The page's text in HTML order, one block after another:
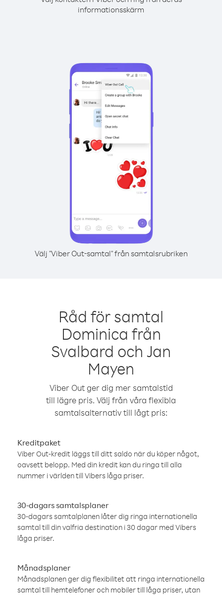
informationsskärm
Välj "Viber Out-samtal" från samtalsrubriken
Råd för samtal
Dominica från
Svalbard och Jan
Mayen
Viber Out ger dig mer samtalstid
till lägre pris. Välj från våra flexibla
samtalsalternativ till lågt pris:
Kreditpaket
Viber Out-kredit läggs till ditt saldo när du köper något,
oavsett belopp. Med din kredit kan du ringa till alla
nummer i världen till Vibers låga priser.
30-dagars samtalsplaner
30-dagars samtalplanen låter dig ringa internationella
samtal till din valfria destination i 30 dagar med Vibers
låga priser.
Månadsplaner
Månadsplanen ger dig flexibilitet att ringa internationella
samtal till hemtelefoner och mobiler till låga priser, utan